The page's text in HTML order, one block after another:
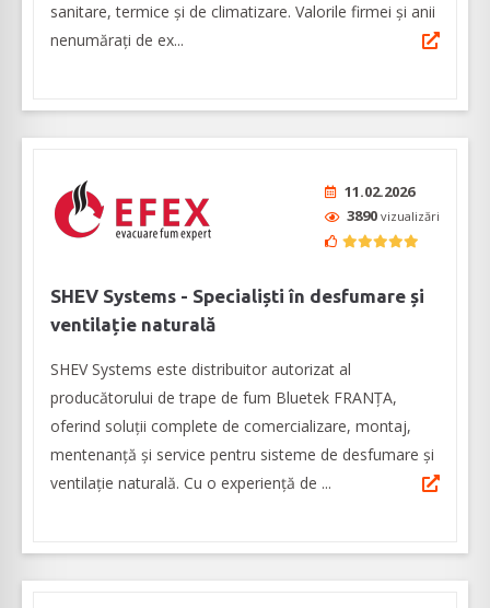
sanitare, termice și de climatizare. Valorile firmei și anii
nenumărați de ex...
11.02.2026
3890 vizualizări
SHEV Systems - Specialiști în desfumare și
ventilație naturală
SHEV Systems este distribuitor autorizat al
producătorului de trape de fum Bluetek FRANȚA,
oferind soluții complete de comercializare, montaj,
mentenanță și service pentru sisteme de desfumare și
ventilație naturală. Cu o experiență de ...